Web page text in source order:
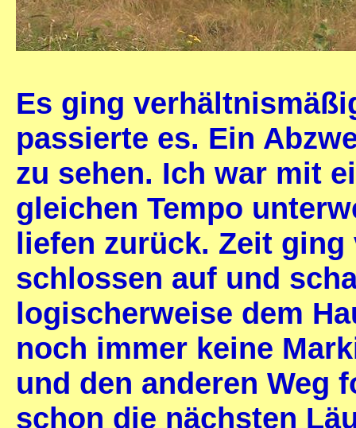
Es ging
passierte es. Ein
zu sehen. Ich war mit
gleichen Tempo
liefen zurück. Zeit
schlossen auf und
logischerweise dem
noch immer keine
und den anderen Weg
schon die nächsten